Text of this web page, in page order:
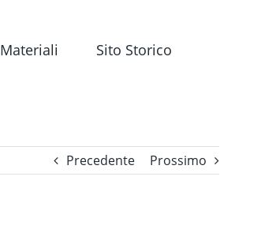
Materiali Sito Storico
Precedente Prossimo